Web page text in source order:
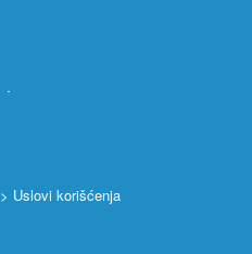
> Uslovi korišćenja